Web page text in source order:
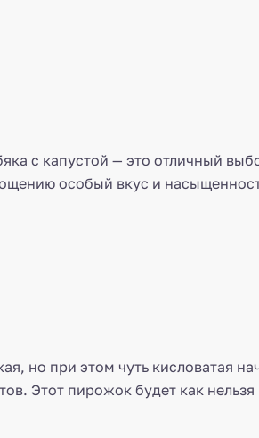
с капустой — это отличный
особый вкус и
но при этом чуть кисловатая
Этот пирожок будет как нельзя